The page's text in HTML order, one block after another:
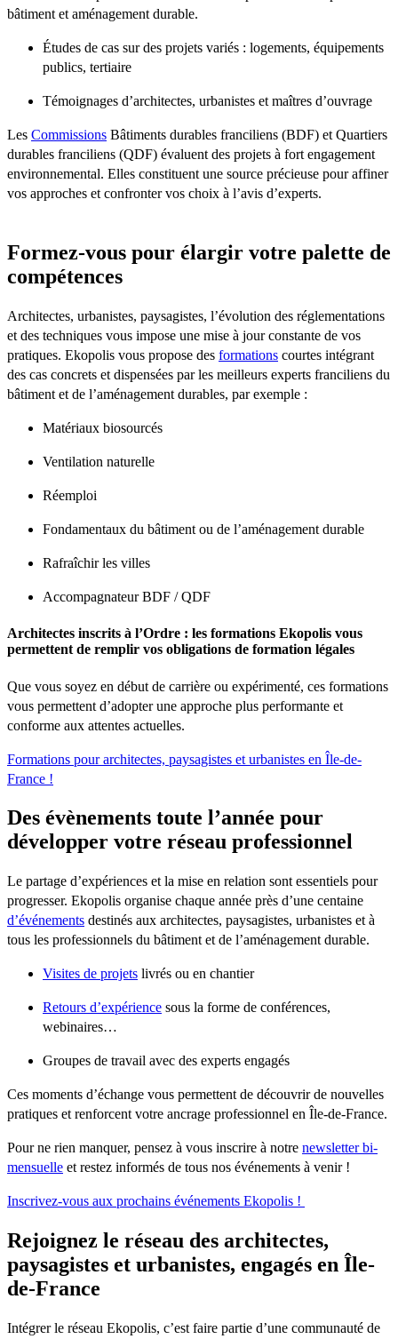
bâtiment et aménagement durable.
Études de cas sur des projets variés : logements, équipements
publics, tertiaire
Témoignages d’architectes, urbanistes et maîtres d’ouvrage
Les Commissions Bâtiments durables franciliens (BDF) et Quartiers
durables franciliens (QDF) évaluent des projets à fort engagement
environnemental. Elles constituent une source précieuse pour affiner
vos approches et confronter vos choix à l’avis d’experts.
Formez-vous pour élargir votre palette de
compétences
Architectes, urbanistes, paysagistes, l’évolution des réglementations
et des techniques vous impose une mise à jour constante de vos
pratiques. Ekopolis vous propose des formations courtes intégrant
des cas concrets et dispensées par les meilleurs experts franciliens du
bâtiment et de l’aménagement durables, par exemple :
Matériaux biosourcés
Ventilation naturelle
Réemploi
Fondamentaux du bâtiment ou de l’aménagement durable
Rafraîchir les villes
Accompagnateur BDF / QDF
Architectes inscrits à l’Ordre : les formations Ekopolis vous
permettent de remplir vos obligations de formation légales
Que vous soyez en début de carrière ou expérimenté, ces formations
vous permettent d’adopter une approche plus performante et
conforme aux attentes actuelles.
Formations pour architectes, paysagistes et urbanistes en Île-de-
France !
Des évènements toute l’année pour
développer votre réseau professionnel
Le partage d’expériences et la mise en relation sont essentiels pour
progresser. Ekopolis organise chaque année près d’une centaine
d’événements destinés aux architectes, paysagistes, urbanistes et à
tous les professionnels du bâtiment et de l’aménagement durable.
Visites de projets livrés ou en chantier
Retours d’expérience sous la forme de conférences,
webinaires…
Groupes de travail avec des experts engagés
Ces moments d’échange vous permettent de découvrir de nouvelles
pratiques et renforcent votre ancrage professionnel en Île-de-France.
Pour ne rien manquer, pensez à vous inscrire à notre newsletter bi-
mensuelle et restez informés de tous nos événements à venir !
Inscrivez-vous aux prochains événements Ekopolis !
Rejoignez le réseau des architectes,
paysagistes et urbanistes, engagés en Île-
de-France
Intégrer le réseau Ekopolis, c’est faire partie d’une communauté de